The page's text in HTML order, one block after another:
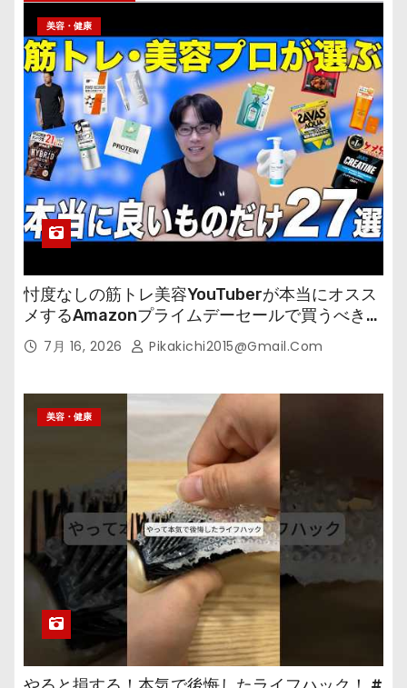
美容・健康
忖度なしの筋トレ美容YouTuberが本当にオスス
メするAmazonプライムデーセールで買うべきも
の 7月 16, 2026 Pikakichi2015@gmail.com
美容・健康